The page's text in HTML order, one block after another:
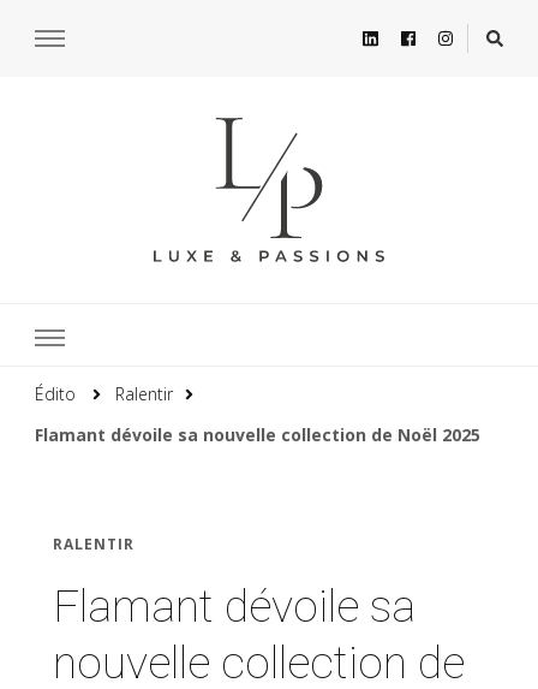
Édito
Ralentir
Flamant dévoile sa nouvelle collection de Noël 2025
RALENTIR
Flamant dévoile sa
nouvelle collection de